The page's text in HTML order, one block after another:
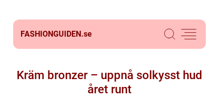
FASHIONGUIDEN.se
Kräm bronzer – uppnå solkysst hud
året runt